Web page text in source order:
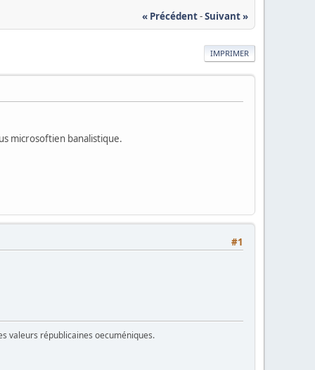
« Précédent-Suivant »
IMPRIMER
microsoftien banalistique.
#1
valeurs républicaines oecuméniques.